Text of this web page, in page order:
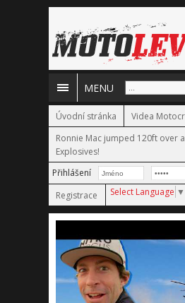
MENU
Úvodní stránka
Videa
Ronnie Mac jumped 120ft over
Explosives!
Přihlášení
Registrace
Select Language ▼